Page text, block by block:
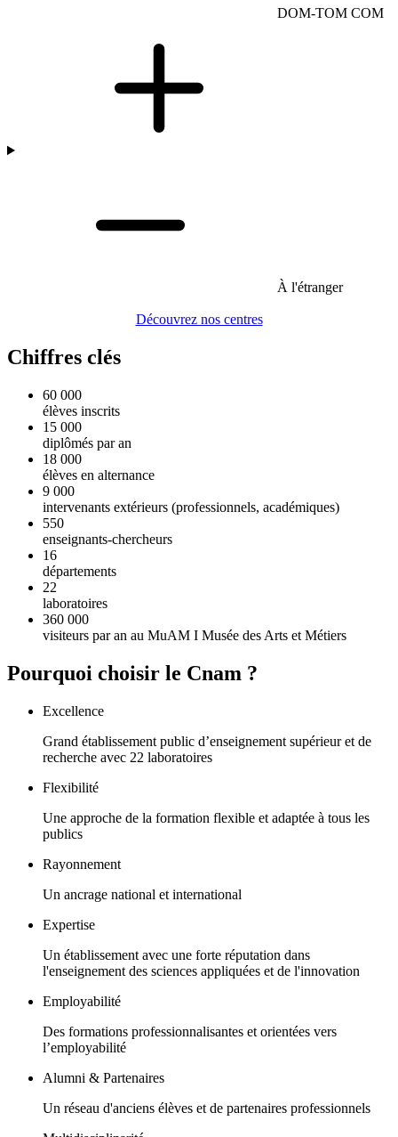
DOM-TOM COM
À l'étranger
Découvrez nos centres
Chiffres clés
60 000
élèves inscrits
15 000
diplômés par an
18 000
élèves en alternance
9 000
intervenants extérieurs (professionnels, académiques)
550
enseignants-chercheurs
16
départements
22
laboratoires
360 000
visiteurs par an au MuAM I Musée des Arts et Métiers
Pourquoi choisir le Cnam ?
Excellence
Grand établissement public d’enseignement supérieur et de
recherche avec 22 laboratoires
Flexibilité
Une approche de la formation flexible et adaptée à tous les
publics
Rayonnement
Un ancrage national et international
Expertise
Un établissement avec une forte réputation dans
l'enseignement des sciences appliquées et de l'innovation
Employabilité
Des formations professionnalisantes et orientées vers
l’employabilité
Alumni & Partenaires
Un réseau d'anciens élèves et de partenaires professionnels